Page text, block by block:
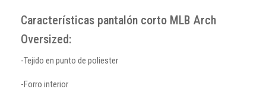
Características pantalón corto MLB Arch
Oversized:
-Tejido en punto de poliester
-Forro interior